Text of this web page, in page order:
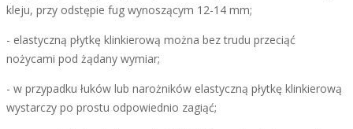
kleju, przy odstępie fug wynoszącym 12-14 mm;
- elastyczną płytkę klinkierową można bez trudu przeciąć
nożycami pod żądany wymiar;
- w przypadku łuków lub narożników elastyczną płytkę klinkierową
wystarczy po prostu odpowiednio zagiąć;